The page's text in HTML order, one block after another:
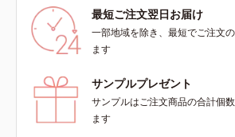
最短ご注文翌日お届け
一部地域を除き、最短でご注文
ます
サンプルプレゼント
サンプルはご注文商品の合計個
ます